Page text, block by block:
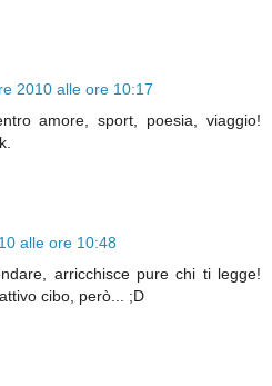
2010 alle ore 10:17
amore, sport, poesia, viaggio!
alle ore 10:48
arricchisce pure chi ti legge!
cibo, però... ;D